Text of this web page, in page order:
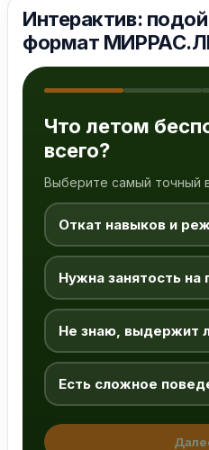
Интерактив:
формат
Что летом
всего?
Выберите самый точный
Откат навыков и
Нужна занятость на
Не знаю, выдержит
Есть сложное